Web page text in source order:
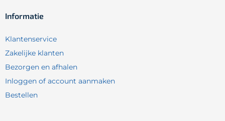
Informatie
Klantenservice
Zakelijke klanten
Bezorgen en afhalen
Inloggen of account aanmaken
Bestellen